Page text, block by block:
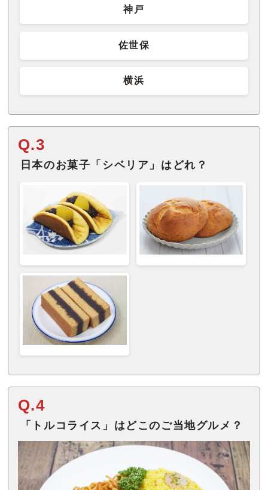
神戸
佐世保
横浜
Q.3
日本のお菓子「シベリア」はどれ？
Q.4
「トルコライス」はどこのご当地グルメ？